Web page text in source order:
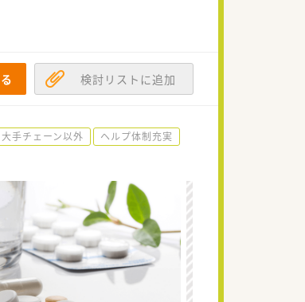
検討リストに追加
大手チェーン以外
ヘルプ体制充実